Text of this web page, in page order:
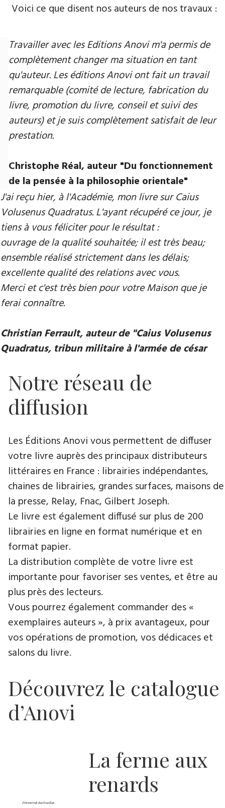
Voici ce que disent nos auteurs de nos travaux :
Travailler avec les Editions Anovi m'a permis de
complètement changer ma situation en tant
qu'auteur. Les éditions Anovi ont fait un travail
remarquable (comité de lecture, fabrication du
livre, promotion du livre, conseil et suivi des
auteurs) et je suis complètement satisfait de leur
prestation.
Christophe Réal, auteur "Du fonctionnement
de la pensée à la philosophie orientale"
J'ai reçu hier, à l'Académie, mon livre sur Caius
Volusenus Quadratus. L'ayant récupéré ce jour, je
tiens à vous féliciter pour le résultat :
ouvrage de la qualité souhaitée; il est très beau;
ensemble réalisé strictement dans les délais;
excellente qualité des relations avec vous.
Merci et c'est très bien pour votre Maison que je
ferai connaître.
Christian Ferrault, auteur de "Caius Volusenus
Quadratus, tribun militaire à l'armée de césar
Notre réseau de
diffusion
Les Éditions Anovi vous permettent de diffuser
votre livre auprès des principaux distributeurs
littéraires en France : librairies indépendantes,
chaines de librairies, grandes surfaces, maisons de
la presse, Relay, Fnac, Gilbert Joseph.
Le livre est également diffusé sur plus de 200
librairies en ligne en format numérique et en
format papier.
La distribution complète de votre livre est
importante pour favoriser ses ventes, et être au
plus près des lecteurs.
Vous pourrez également commander des «
exemplaires auteurs », à prix avantageux, pour
vos opérations de promotion, vos dédicaces et
salons du livre.
Découvrez le catalogue
d’Anovi
La ferme aux
renards